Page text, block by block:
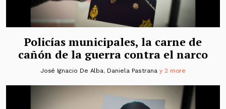
Policías municipales, la carne de
cañón de la guerra contra el narco
José Ignacio De Alba, Daniela Pastranay 2 more